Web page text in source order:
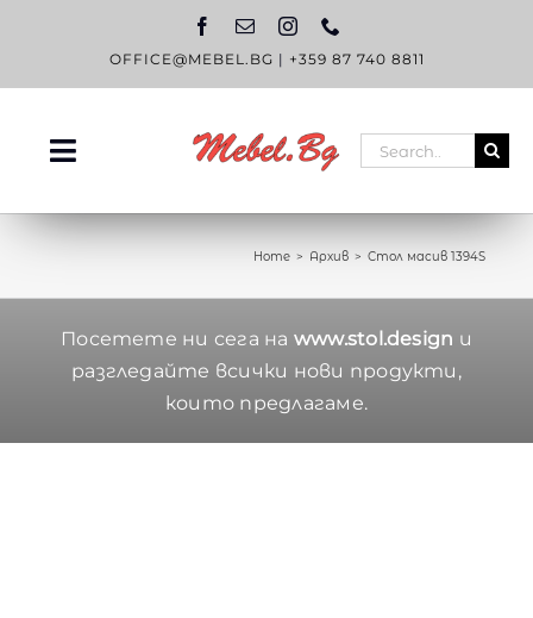
OFFICE@MEBEL.BG | +359 87 740 8811
Toggle
НАЧАЛО
OUTLET
ЗА НАС
Search
for:
Home Архив Стол масив 1394S
Посетете ни сега на www.stol.design и
разгледайте всички нови продукти,
които предлагаме.